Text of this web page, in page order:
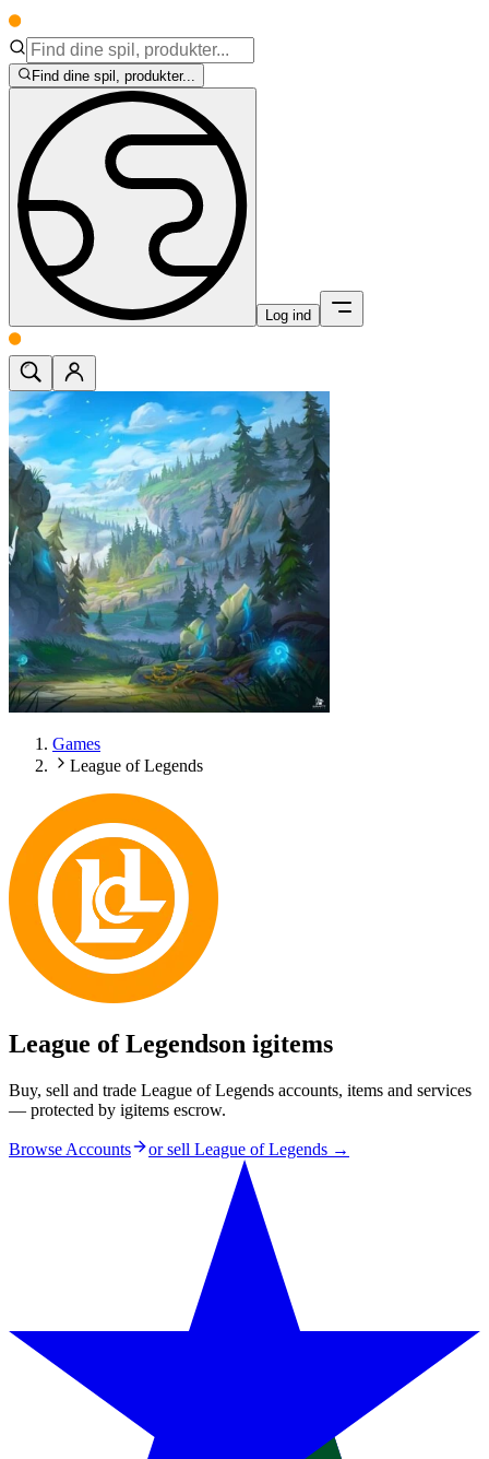
Find dine spil, produkter...
Log ind
Games
League of Legends
League of Legendson igitems
Buy, sell and trade League of Legends accounts, items and services
— protected by igitems escrow.
Browse Accounts or sell League of Legends →